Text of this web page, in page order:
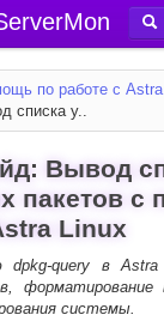
по работе с
списка у..
Вывод
пакетов
Linux
dpkg-query в
форматирование
системы.